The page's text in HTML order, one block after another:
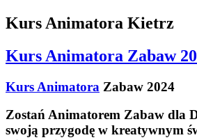
Kurs Animatora Kietrz
Kurs Animatora Zabaw
Kurs Animatora Zabaw 2024
Zostań Animatorem Zabaw dla
swoją przygodę w kreatywnym